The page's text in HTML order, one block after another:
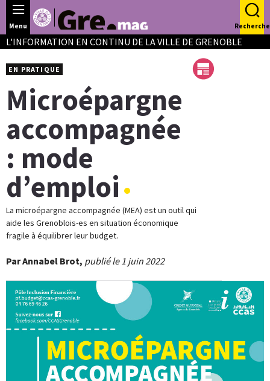
Panneau de gestion des cookies
Menu Recherche
L'INFORMATION EN CONTINU DE LA VILLE DE GRENOBLE
Microépargne
accompagnée
: mode
d’emploi
La microépargne accompagnée (MEA) est un outil qui
aide les Grenoblois-es en situation économique
fragile à équilibrer leur budget.
EN PRATIQUE
Par Annabel Brot, publié le 1 juin 2022